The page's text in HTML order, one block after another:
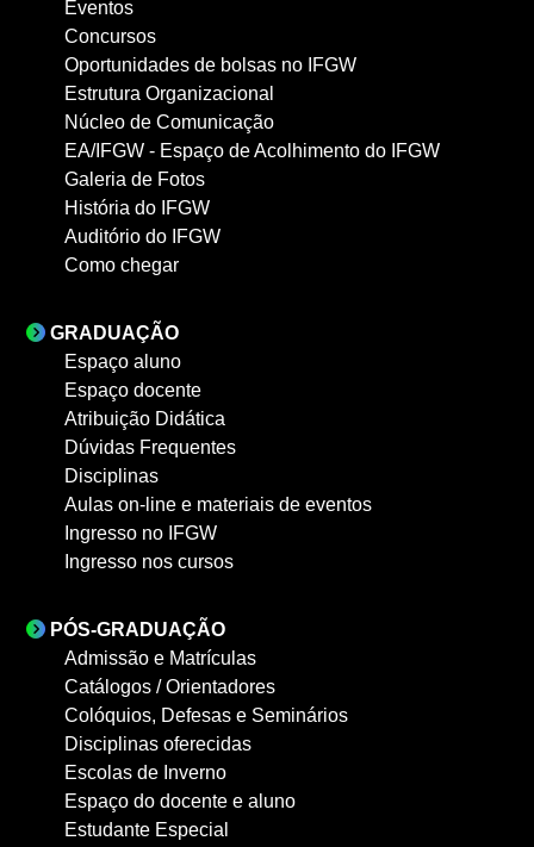
Eventos
Concursos
Oportunidades de bolsas no IFGW
Estrutura Organizacional
Núcleo de Comunicação
EA/IFGW - Espaço de Acolhimento do IFGW
Galeria de Fotos
História do IFGW
Auditório do IFGW
Como chegar
GRADUAÇÃO
Espaço aluno
Espaço docente
Atribuição Didática
Dúvidas Frequentes
Disciplinas
Aulas on-line e materiais de eventos
Ingresso no IFGW
Ingresso nos cursos
PÓS-GRADUAÇÃO
Admissão e Matrículas
Catálogos / Orientadores
Colóquios, Defesas e Seminários
Disciplinas oferecidas
Escolas de Inverno
Espaço do docente e aluno
Estudante Especial